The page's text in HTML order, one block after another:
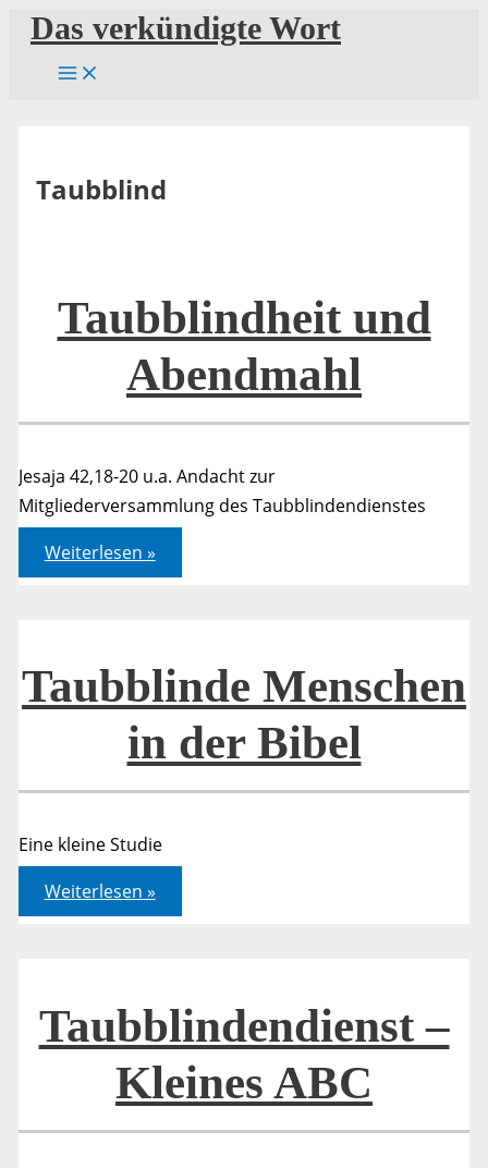
Zum
Inhalt
springen
Das verkündigte Wort
Taubblind
Taubblindheit und
Abendmahl
Jesaja 42,18-20 u.a. Andacht zur
Mitgliederversammlung des Taubblindendienstes
Taubblindheit
und
Abendmahl
Weiterlesen »
Taubblinde Menschen
in der Bibel
Eine kleine Studie
Taubblinde
Menschen
in
Weiterlesen »
Taubblindendienst –
Kleines ABC